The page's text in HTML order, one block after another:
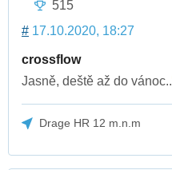
515
# 17.10.2020, 18:27
crossflow
Jasně, deště až do vánoc..
Drage HR 12 m.n.m